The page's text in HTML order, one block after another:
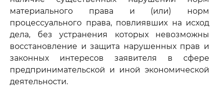
материального права и (или) норм
процессуального права, повлиявших на исход
дела, без устранения которых невозможны
восстановление и защита нарушенных прав и
законных интересов заявителя в сфере
предпринимательской и иной экономической
деятельности.